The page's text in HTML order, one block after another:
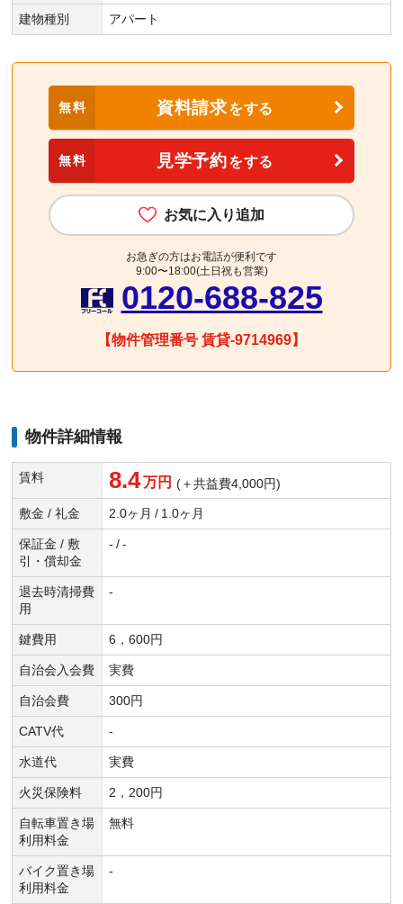
建物種別 アパート
無料 資料請求をする
無料 見学予約をする
お気に入り追加
お急ぎの方はお電話が便利です
9:00〜18:00(土日祝も営業)
0120-688-825
【物件管理番号 賃貸-9714969】
物件詳細情報
賃料 8.4万円 (＋共益費4,000円)
敷金 / 礼金 2.0ヶ月 / 1.0ヶ月
保証金 / 敷
引・償却金
- / -
退去時清掃費
用
-
鍵費用 6，600円
自治会入会費 実費
自治会費 300円
CATV代 -
水道代 実費
火災保険料 2，200円
自転車置き場
利用料金
無料
バイク置き場
利用料金
-